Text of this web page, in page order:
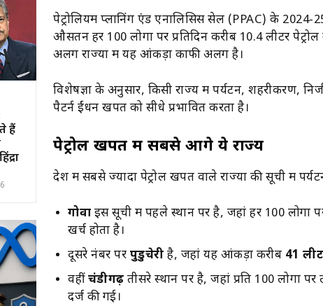
हैं
पेट्रोलियम प्लानिंग एंड एनालिसिस सेल (PPAC) के
औसतन हर 100 लोगों पर प्रतिदिन करीब 10.4 लीटर
अलग राज्यों में यह आंकड़ा काफी अलग है।
विशेषज्ञों के अनुसार, किसी राज्य में पर्यटन, शहरीकरण,
पैटर्न ईंधन खपत को सीधे प्रभावित करता है।
पेट्रोल खपत में सबसे आगे ये राज्य
देश में सबसे ज्यादा पेट्रोल खपत वाले राज्यों की सूची में
गोवा इस सूची में पहले स्थान पर है, जहां हर 100 लोगों
खर्च होता है।
दूसरे नंबर पर पुडुचेरी है, जहां यह आंकड़ा करीब 41
वहींचंडीगढ़ तीसरे स्थान पर है, जहां प्रति 100 लोगों
दर्ज की गई।